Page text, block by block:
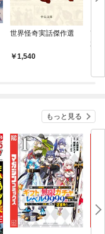
世界怪奇実話傑作選
1,540
改
2/3
もっと見る